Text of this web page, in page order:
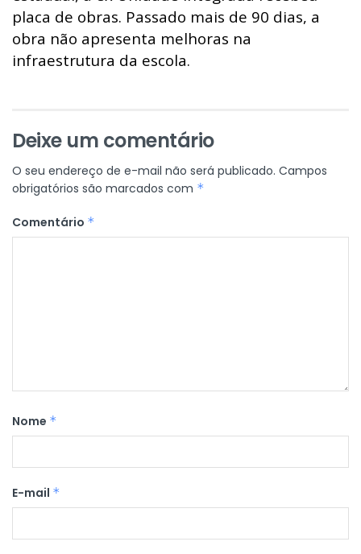
placa de obras. Passado mais de 90 dias, a
obra não apresenta melhoras na
infraestrutura da escola.
Deixe um comentário
O seu endereço de e-mail não será publicado. Campos
obrigatórios são marcados com *
Comentário *
Nome *
E-mail *